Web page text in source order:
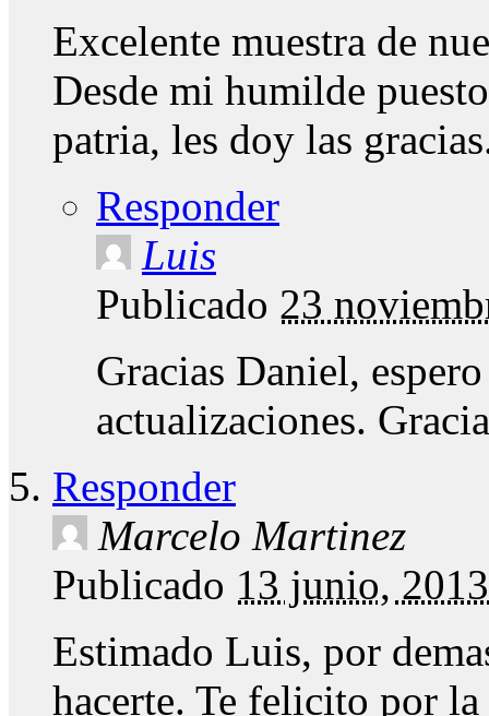
Excelente muestra de
Desde mi humilde
patria, les doy las
Responder
Luis
Publicado 23
Gracias Daniel,
actualizaciones.
Responder
Marcelo Martinez
Publicado 13 junio,
Estimado Luis, por
hacerte. Te felicito por